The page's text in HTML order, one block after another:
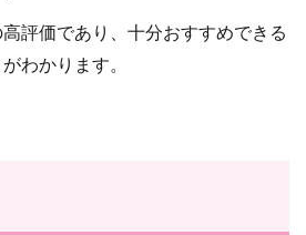
評価であり、十分おすすめできる
わかります。